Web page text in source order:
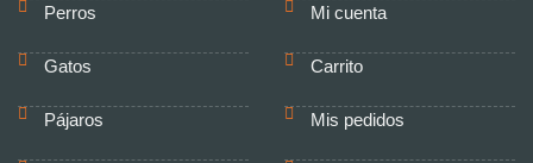
Perros
Gatos
Pájaros
Mi cuenta
Carrito
Mis pedidos